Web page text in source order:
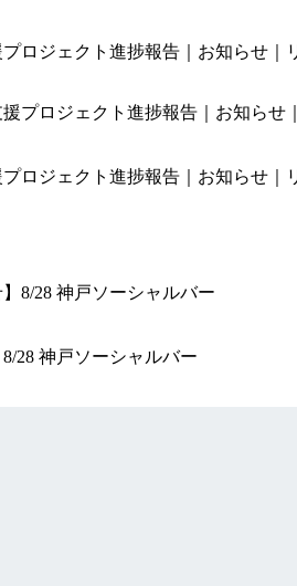
ロジェクト進捗報告｜お知らせ｜
ロジェクト進捗報告｜お知らせ｜
28 神戸ソーシャルバー